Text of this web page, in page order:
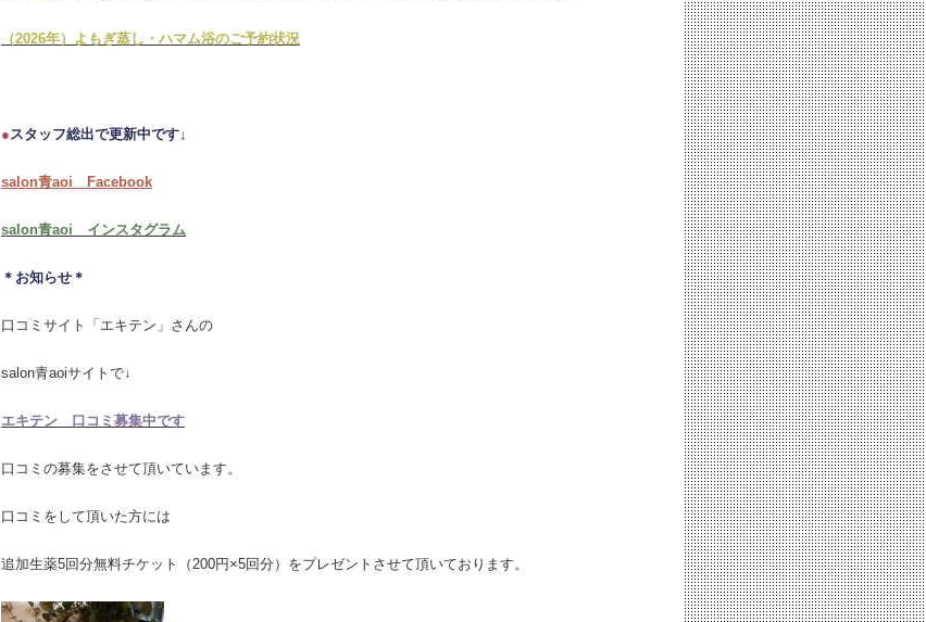
（2026年）よもぎ蒸し・ハマム浴のご予約状況
●スタッフ総出で更新中です↓
salon青aoi Facebook
salon青aoi インスタグラム
＊お知らせ＊
口コミサイト「エキテン」さんの
salon青aoiサイトで↓
エキテン 口コミ募集中です
口コミの募集をさせて頂いています。
口コミをして頂いた方には
追加生薬5回分無料チケット（200円×5回分）をプレゼントさせて頂いております。